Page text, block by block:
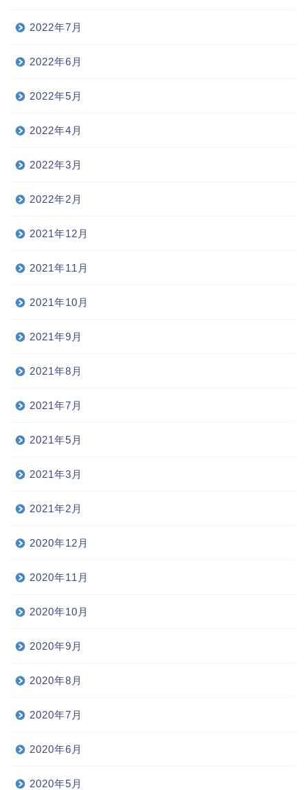
2022年7月
2022年6月
2022年5月
2022年4月
2022年3月
2022年2月
2021年12月
2021年11月
2021年10月
2021年9月
2021年8月
2021年7月
2021年5月
2021年3月
2021年2月
2020年12月
2020年11月
2020年10月
2020年9月
2020年8月
2020年7月
2020年6月
2020年5月